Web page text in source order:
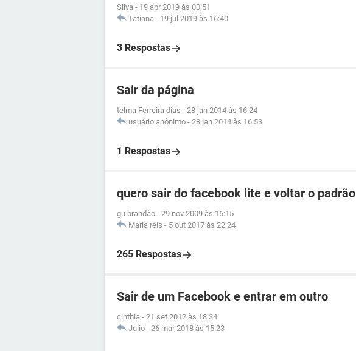
Silva - 19 abr 2019 às 00:51
Tatiana - 19 jul 2019 às 16:40
3 Respostas
Sair da página
telma Ferreira dias - 28 jan 2014 às 16:24
usuário anônimo - 28 jan 2014 às 16:53
1 Respostas
quero sair do facebook lite e voltar o padrão
gu brandão - 29 nov 2009 às 16:15
Maria reis - 5 out 2017 às 22:24
265 Respostas
Sair de um Facebook e entrar em outro
cinthia - 21 set 2012 às 18:34
Julio - 26 mar 2018 às 15:23